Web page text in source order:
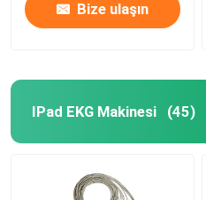
Bize ulaşın
IPad EKG Makinesi (45)